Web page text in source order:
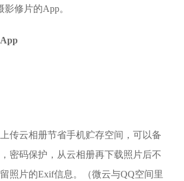
影修片的App。
传云相册节省手机贮存空间，可以备
密码保护，从云相册再下载照片后不
照片的Exif信息。（微云与QQ空间里